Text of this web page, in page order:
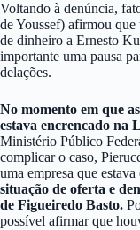
Voltando à denúncia,
de Youssef) afirmou que
de dinheiro a Ernesto
importante uma pausa
delações.
No momento em que
estava encrencado na
Ministério Público
complicar o caso,
uma empresa que
situação de oferta e
de Figueiredo Basto.
possível afirmar que